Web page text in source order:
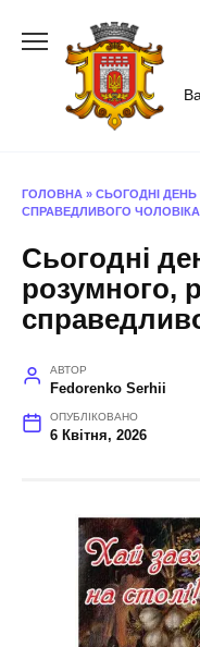
ГОЛОВНА » СЬОГОДНІ
СПРАВЕДЛИВОГО
Сьогодні
розумного,
АВТОР
Fedorenko Serhii
ОПУБЛІКОВАНО
6 Квітня, 2026